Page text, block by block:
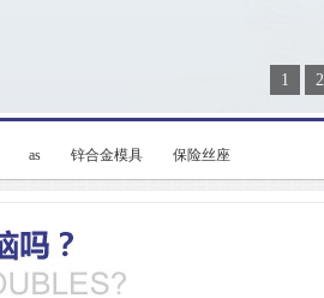
1 2
as 锌合金模具 保险丝座